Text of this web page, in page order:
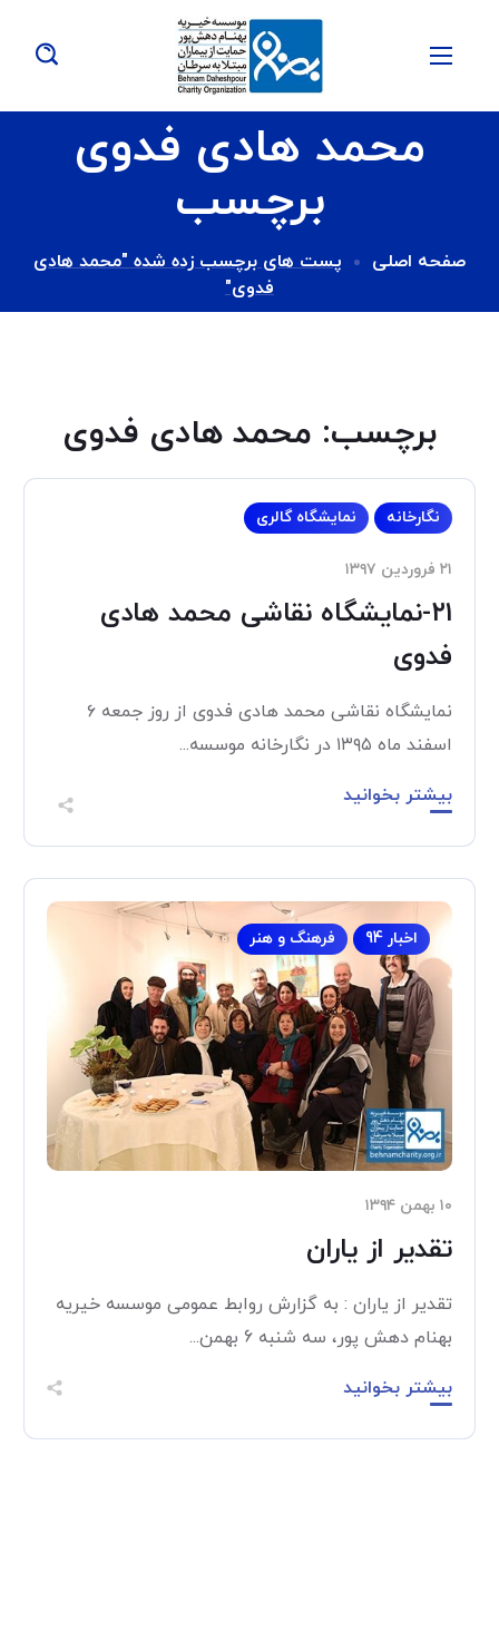
محمد هادی فدوی
برچسب
صفحه اصلی
پست های برچسب زده شده "محمد هادی
فدوی"
برچسب: محمد هادی فدوی
نگارخانه نمایشگاه گالری
۲۱ فروردین ۱۳۹۷
۲۱-نمایشگاه نقاشی محمد هادی
فدوی
نمایشگاه نقاشی محمد هادی فدوی از روز جمعه ۶
اسفند ماه ۱۳۹۵ در نگارخانه موسسه...
بیشتر بخوانید
اخبار 94 فرهنگ و هنر
۱۰ بهمن ۱۳۹۴
تقدیر از یاران
تقدیر از یاران : به گزارش روابط عمومی موسسه خیریه
بهنام دهش پور، سه شنبه 6 بهمن...
بیشتر بخوانید